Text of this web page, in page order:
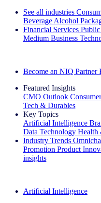
See all industries
Beverage Alcohol
Financial Services
Medium Business
Become an NIQ Partner
Featured Insights
CMO Outlook
Tech & Durables
Key Topics
Artificial Intelligence
Data Technology Health
Industry Trends
Promotion Product
insights
Artificial Intelligence